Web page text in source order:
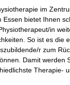
im
Essen bietet Ihnen
in
So ist es die
r zum
Damit werden
Therapie-